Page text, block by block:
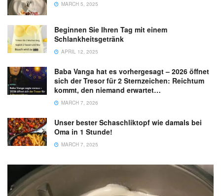
MARCH 5, 2025
Beginnen Sie Ihren Tag mit einem
Schlankheitsgetränk
APRIL 12, 2025
Baba Vanga hat es vorhergesagt – 2026 öffnet
sich der Tresor für 2 Sternzeichen: Reichtum
kommt, den niemand erwartet…
MARCH 7, 2026
Unser bester Schaschliktopf wie damals bei
Oma in 1 Stunde!
MARCH 7, 2025